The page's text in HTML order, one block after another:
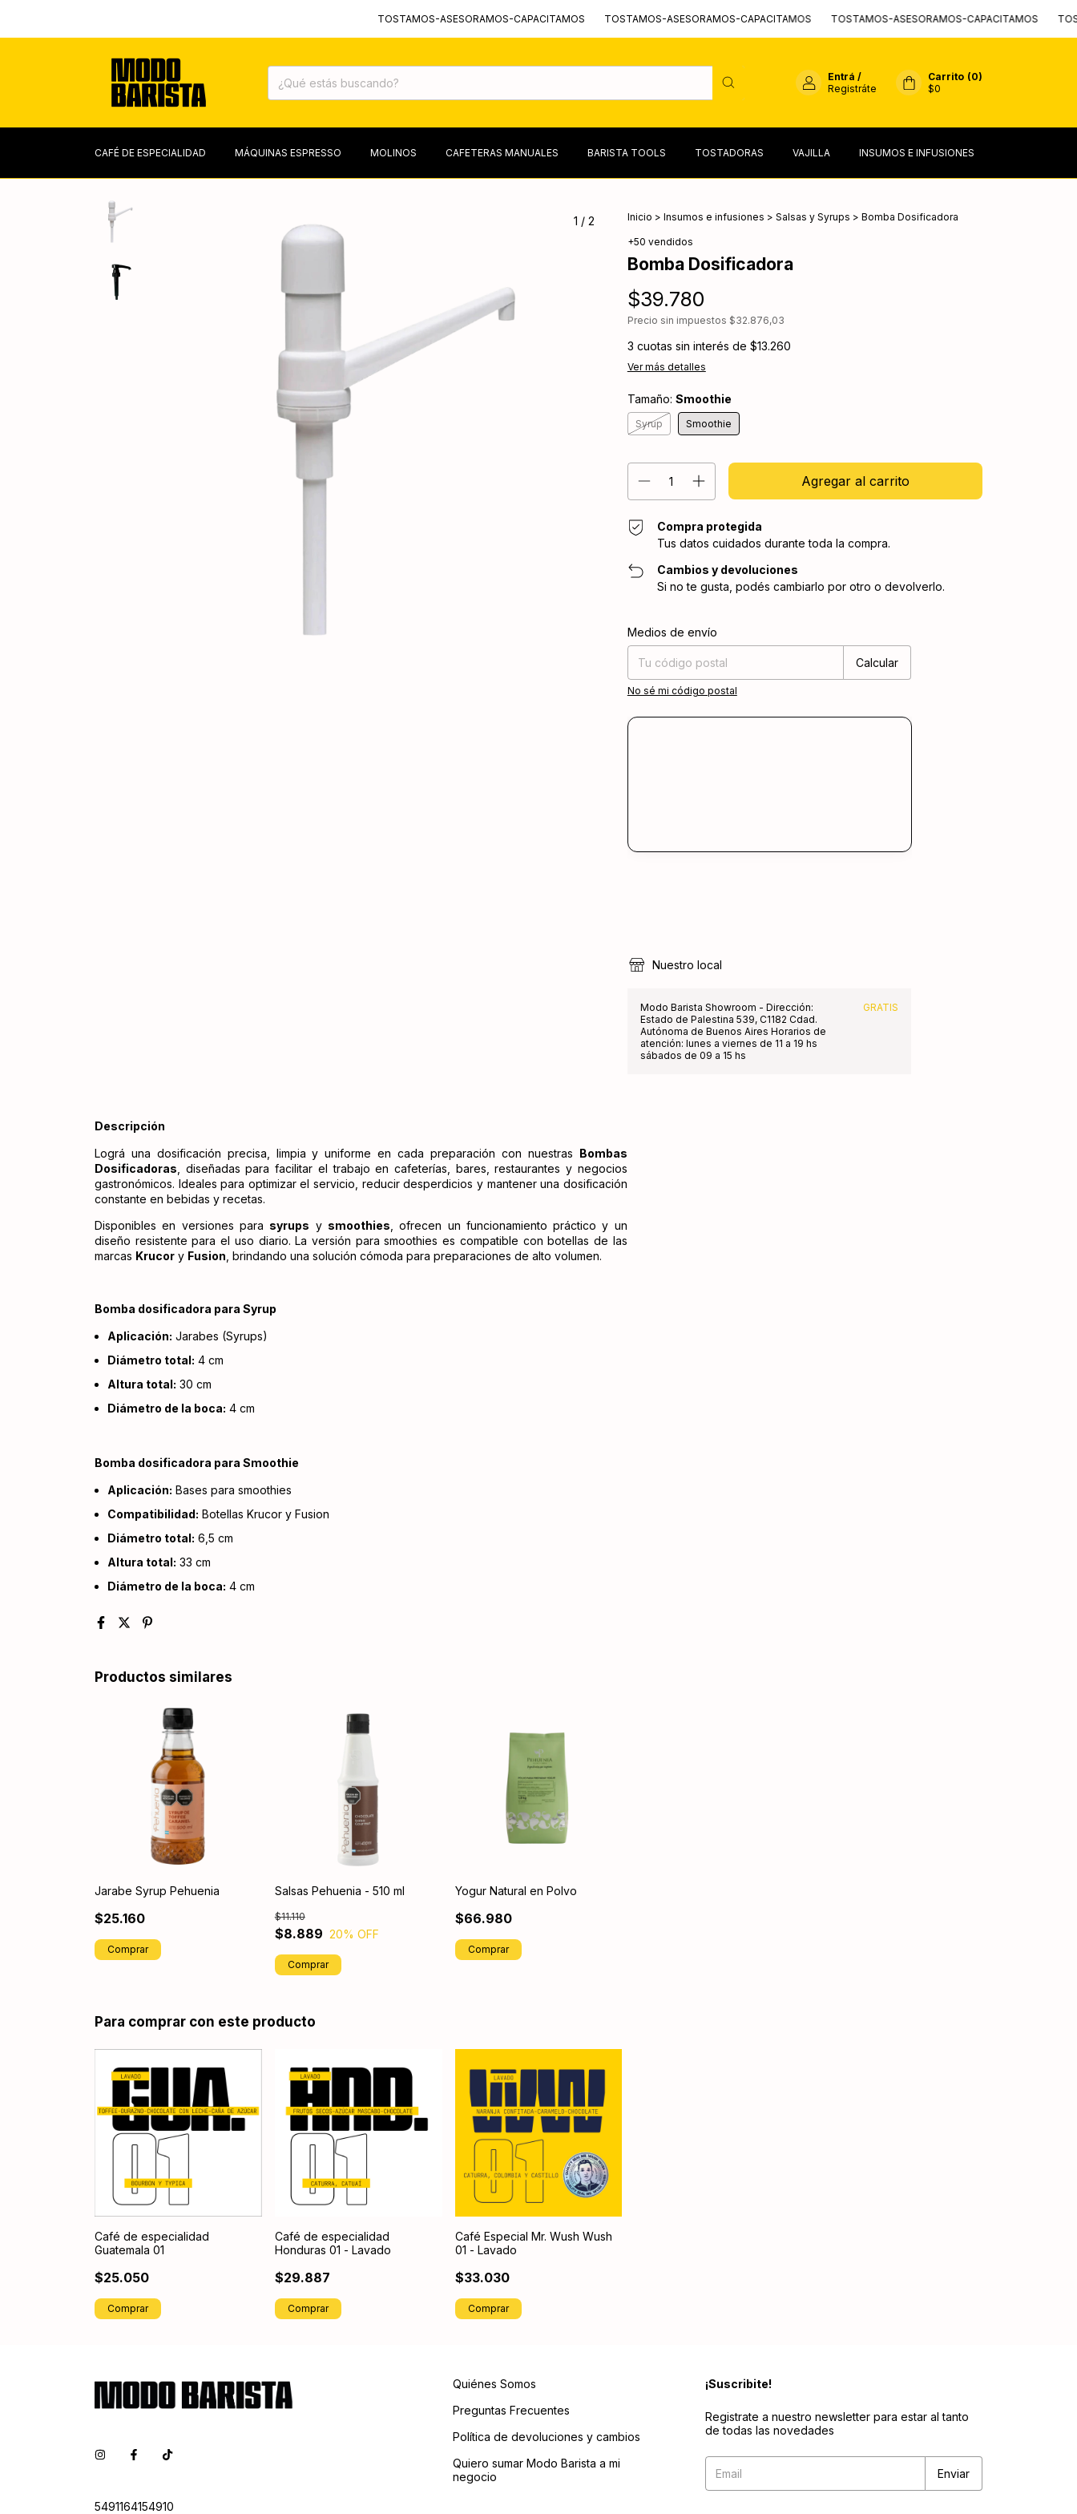
TOSTAMOS-ASESORAMOS-CAPACITAMOS TOSTAMOS-ASESORAMOS-CAPACITAMOS TOSTAMOS-ASESORAMOS-CAPACITAMOS
Entrá /
Registráte
Carrito (0)
$0
CAFÉ DE ESPECIALIDAD MÁQUINAS ESPRESSO MOLINOS CAFETERAS MANUALES BARISTA TOOLS TOSTADORAS VAJILLA INSUMOS E INFUSIONES
1 / 2 Inicio > Insumos e infusiones > Salsas y Syrups > Bomba Dosificadora
+50 vendidos
Bomba Dosificadora
$39.780
Precio sin impuestos $32.876,03
3 cuotas sin interés de $13.260
Ver más detalles
Tamaño: Smoothie
Syrup Smoothie
Compra protegida
Tus datos cuidados durante toda la compra.
Cambios y devoluciones
Si no te gusta, podés cambiarlo por otro o devolverlo.
Entregas para el CP:
Medios de envío
Calcular
No sé mi código postal
Nuestro local
Modo Barista Showroom - Dirección:
Estado de Palestina 539, C1182 Cdad.
Autónoma de Buenos Aires Horarios de
atención: lunes a viernes de 11 a 19 hs
sábados de 09 a 15 hs
GRATIS
Descripción
Lográ una dosificación precisa, limpia y uniforme en cada preparación con nuestras Bombas
Dosificadoras , diseñadas para facilitar el trabajo en cafeterías, bares, restaurantes y negocios
gastronómicos. Ideales para optimizar el servicio, reducir desperdicios y mantener una dosificación
constante en bebidas y recetas.
Disponibles en versiones para syrups y smoothies , ofrecen un funcionamiento práctico y un
diseño resistente para el uso diario. La versión para smoothies es compatible con botellas de las
marcas Krucor y Fusion , brindando una solución cómoda para preparaciones de alto volumen.
Bomba dosificadora para Syrup
Aplicación: Jarabes (Syrups)
Diámetro total: 4 cm
Altura total: 30 cm
Diámetro de la boca: 4 cm
Bomba dosificadora para Smoothie
Aplicación: Bases para smoothies
Compatibilidad: Botellas Krucor y Fusion
Diámetro total: 6,5 cm
Altura total: 33 cm
Diámetro de la boca: 4 cm
Productos similares
Jarabe Syrup Pehuenia
$25.160
Comprar
Salsas Pehuenia - 510 ml
$8.889
$11.110
20% OFF
Comprar
Yogur Natural en Polvo
$66.980
Para comprar con este producto
Café de especialidad
Guatemala 01
$25.050
Comprar
Café de especialidad
Honduras 01 - Lavado
$29.887
Comprar
Café Especial Mr. Wush Wush
01 - Lavado
$33.030
Comprar
5491164154910
Quiénes Somos
Preguntas Frecuentes
Política de devoluciones y cambios
Quiero sumar Modo Barista a mi
negocio
¡Suscribite!
Registrate a nuestro newsletter para estar al tanto
de todas las novedades